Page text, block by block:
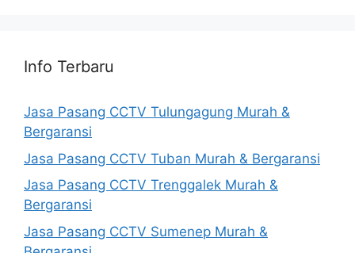
Info Terbaru
Jasa Pasang CCTV Tulungagung Murah &
Bergaransi
Jasa Pasang CCTV Tuban Murah & Bergaransi
Jasa Pasang CCTV Trenggalek Murah &
Bergaransi
Jasa Pasang CCTV Sumenep Murah &